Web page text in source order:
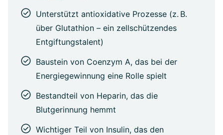
Unterstützt antioxidative Prozesse (z. B.
über Glutathion – ein zellschützendes
Entgiftungstalent)
Baustein von Coenzym A, das bei der
Energiegewinnung eine Rolle spielt
Bestandteil von Heparin, das die
Blutgerinnung hemmt
Wichtiger Teil von Insulin, das den